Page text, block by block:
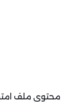
محتوى ملف